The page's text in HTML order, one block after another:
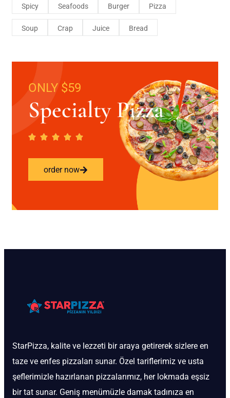
Spicy Seafoods Burger Pizza
Soup Crap Juice Bread
ONLY $59
Specialty Pizza
order now
StarPizza, kalite ve lezzeti bir araya getirerek sizlere en
taze ve enfes pizzaları sunar. Özel tariflerimiz ve usta
şeflerimizle hazırlanan pizzalarımız, her lokmada eşsiz
bir tat sunar. Geniş menümüzle damak tadınıza en